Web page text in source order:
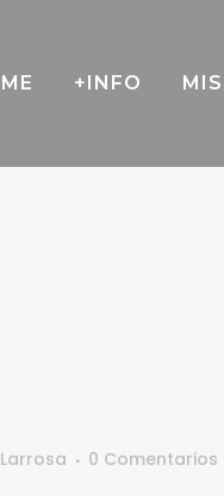
+INFO
0 Comentarios